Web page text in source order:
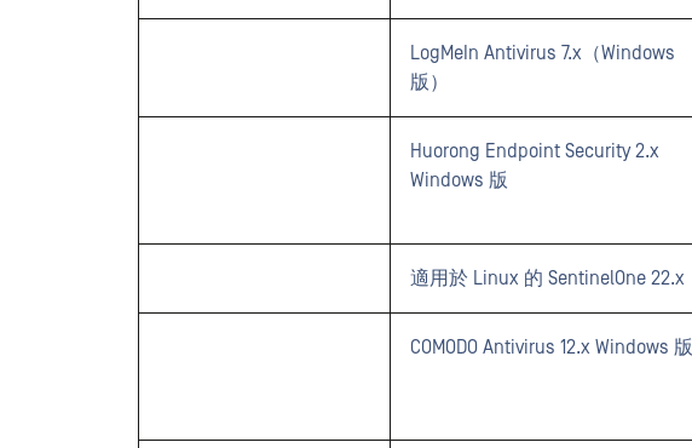
LogMeIn Antivirus 7.x（Windows
版）
Huorong Endpoint Security 2.x
Windows 版
適用於 Linux 的 SentinelOne 22.x
COMODO Antivirus 12.x Windows 版